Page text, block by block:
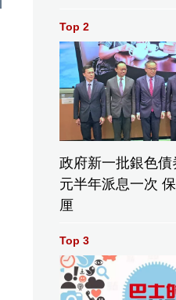
Top 2
政府新一批銀色
元半年派息一次
厘
Top 3